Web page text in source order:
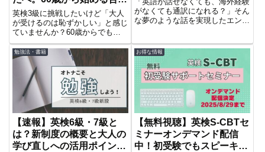
チャレンジ
英検3級に挑戦したいけど「大人
が受けるのは恥ずかしい」と感じ
ていませんか？60歳からでも合
格を目指せる学習法とおすすめサ
ービスをご紹介します。
がなくても通訳になれる？」そん
な夢のような話を実現したエンジ
時通訳者になるまでの道のりと
は？独学派・教室派のための学習
法も解説。
勉強法・書籍
【速報】英検6級・7級と
は？新制度の概要と大人の
学び直しへの活用ポイント
お得な情報
【無料視聴】英検S-CBTセ
ミナーオンデマンド配信
中！初受験でもスピーキン